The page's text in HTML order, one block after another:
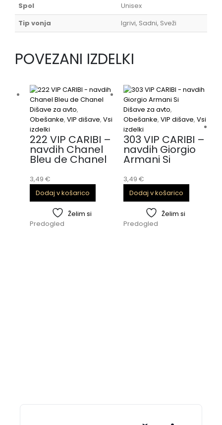
Spol
Unisex
Tip vonja
Igrivi, Sadni, Sveži
POVEZANI IZDELKI
Dišave za avto,
Obešanke, VIP dišave, Vsi
izdelki
222 VIP CARIBI –
navdih Chanel
Bleu de Chanel
3,49 €
Dodaj v košarico
Želim si
Predogled
Dišave za avto,
Obešanke, VIP dišave, Vsi
izdelki
303 VIP CARIBI –
navdih Giorgio
Armani Si
3,49 €
Dodaj v košarico
Želim si
Predogled